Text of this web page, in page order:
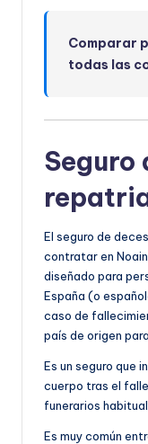
Comparar
todas las
Seguro
El seguro de
contratar en
diseñado para
España (o
caso de
país de origen
Es un seguro que
cuerpo tras el
funerarios
Es muy común